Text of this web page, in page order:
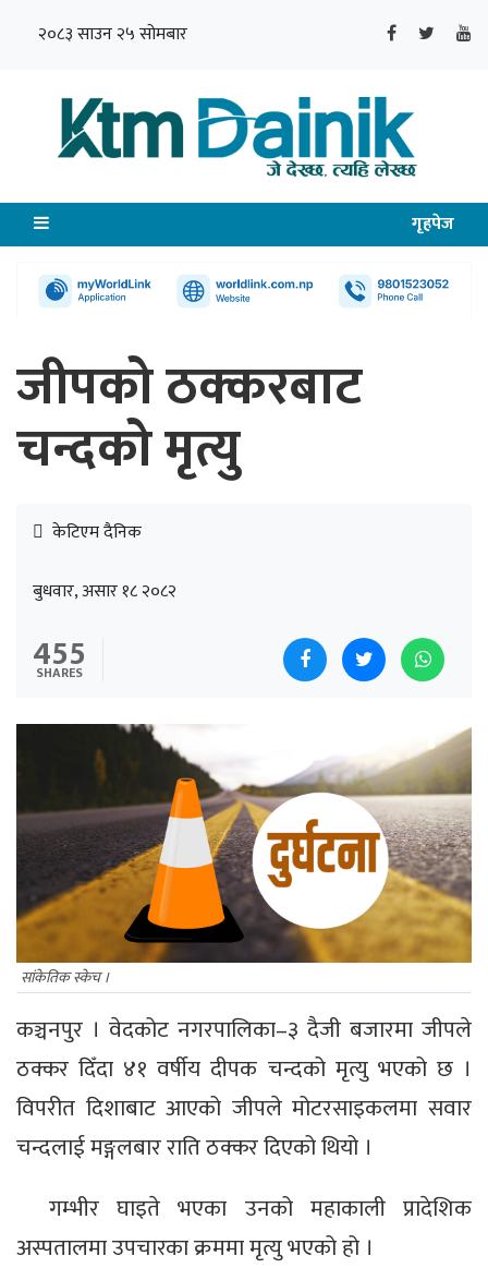
२०८३ साउन २५ सोमबार
गृहपेज
जीपको ठक्करबाट
चन्दको मृत्यु
केटिएम दैनिक
बुधवार, असार १८ २०८२
455
SHARES
सांकेतिक स्केच ।
कञ्चनपुर । वेदकोट नगरपालिका–३ दैजी बजारमा जीपले
ठक्कर दिँदा ४१ वर्षीय दीपक चन्दको मृत्यु भएको छ ।
विपरीत दिशाबाट आएको जीपले मोटरसाइकलमा सवार
चन्दलाई मङ्गलबार राति ठक्कर दिएको थियो ।
गम्भीर घाइते भएका उनको महाकाली प्रादेशिक
अस्पतालमा उपचारका क्रममा मृत्यु भएको हो ।